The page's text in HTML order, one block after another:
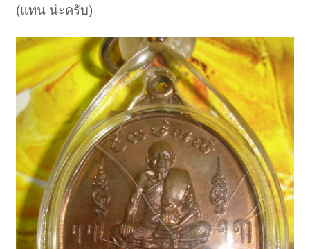
(แทน น่ะครับ)